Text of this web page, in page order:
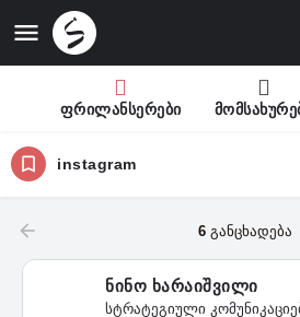
ფრილანსერები
instagram
6 განცხადება
ნინო ხარაიშვილი
სტრატეგიული